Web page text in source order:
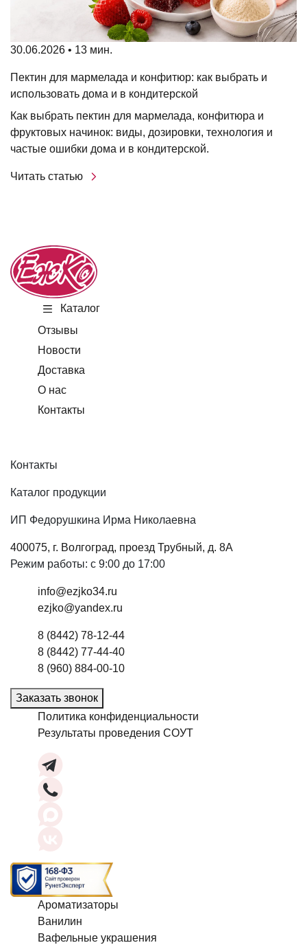
30.06.2026 • 13 мин.
Пектин для мармелада и конфитюр: как выбрать и
использовать дома и в кондитерской
Как выбрать пектин для мармелада, конфитюра и
фруктовых начинок: виды, дозировки, технология и
частые ошибки дома и в кондитерской.
Читать статью
Каталог
Отзывы
Новости
Доставка
О нас
Контакты
Контакты
Каталог продукции
ИП Федорушкина Ирма Николаевна
400075, г. Волгоград, проезд Трубный, д. 8А
Режим работы: с 9:00 до 17:00
info@ezjko34.ru
ezjko@yandex.ru
8 (8442) 78-12-44
8 (8442) 77-44-40
8 (960) 884-00-10
Заказать звонок
Политика конфиденциальности
Результаты проведения СОУТ
Ароматизаторы
Ванилин
Вафельные украшения